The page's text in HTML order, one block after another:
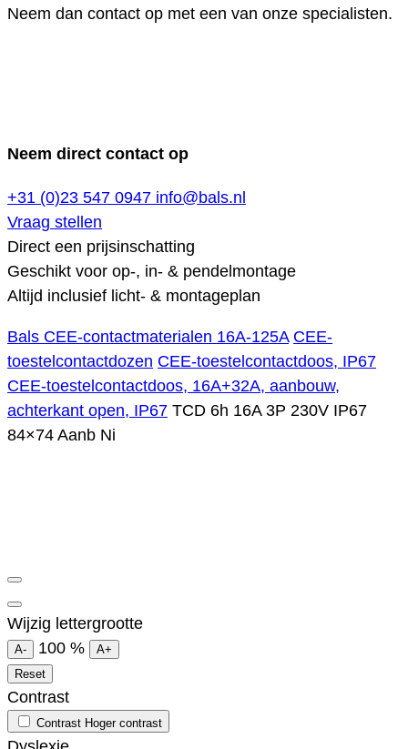
Neem dan contact op met een van onze specialisten.
Neem direct contact op
+31 (0)23 547 0947 info@bals.nl
Vraag stellen
Direct een prijsinschatting
Geschikt voor op-, in- & pendelmontage
Altijd inclusief licht- & montageplan
Bals CEE-contactmaterialen 16A-125A CEE-
toestelcontactdozen CEE-toestelcontactdoos, IP67
CEE-toestelcontactdoos, 16A+32A, aanbouw,
achterkant open, IP67 TCD 6h 16A 3P 230V IP67
84×74 Aanb Ni
Wijzig lettergrootte
A- 100 %
A+
Reset
Contrast
Contrast Hoger contrast